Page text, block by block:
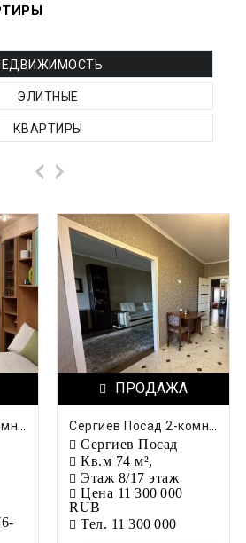
ЭЛИТНЫЕ
КВАРТИРЫ
ПРОДАЖА
Сергиев Посад
Кв.м 74 м²,
Этаж 8/17 этаж
Цена 11 300 000
RUB
Тел. 11 300 000